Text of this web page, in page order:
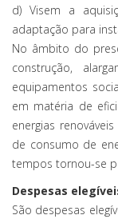
d) Visem a
adaptação para
No âmbito do
construção,
equipamentos
em matéria de
energias
de consumo de
tempos tornou-se
Despesas
São despesas